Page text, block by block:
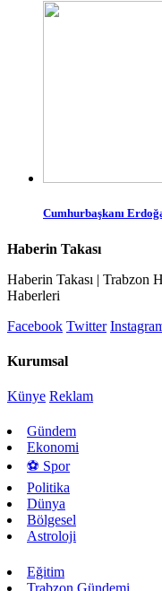
Cumhurbaşkanı
Haberin Takası
Haberin Takası | Trabzon
Haberleri
Facebook Twitter
Kurumsal
Künye Reklam
Gündem
Ekonomi
⚽ Spor
Politika
Dünya
Bölgesel
Astroloji
Eğitim
Trabzon Gündemi